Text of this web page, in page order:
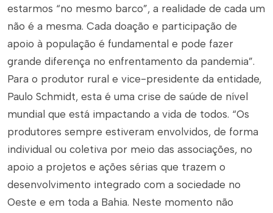
estarmos “no mesmo barco”, a realidade de cada um
não é a mesma. Cada doação e participação de
apoio à população é fundamental e pode fazer
grande diferença no enfrentamento da pandemia”.
Para o produtor rural e vice-presidente da entidade,
Paulo Schmidt, esta é uma crise de saúde de nível
mundial que está impactando a vida de todos. “Os
produtores sempre estiveram envolvidos, de forma
individual ou coletiva por meio das associações, no
apoio a projetos e ações sérias que trazem o
desenvolvimento integrado com a sociedade no
Oeste e em toda a Bahia. Neste momento não